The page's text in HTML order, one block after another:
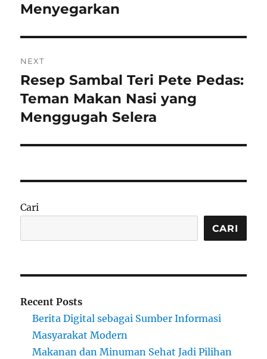
Menyegarkan
NEXT
Next
post:
Resep Sambal Teri Pete Pedas:
Teman Makan Nasi yang
Menggugah Selera
Cari
CARI
Recent Posts
Berita Digital sebagai Sumber Informasi
Masyarakat Modern
Makanan dan Minuman Sehat Jadi Pilihan